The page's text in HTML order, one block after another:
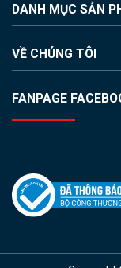
DANH MỤC SẢN
VỀ CHÚNG TÔI
FANPAGE